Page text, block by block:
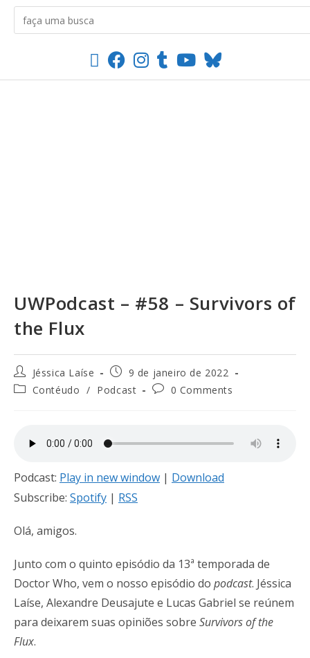
UWPodcast – #58 – Survivors of
the Flux
Jéssica Laíse
9 de janeiro de 2022
Contéudo / Podcast 0 Comments
Podcast: Play in new window | Download
Subscribe: Spotify | RSS
Olá, amigos.
Junto com o quinto episódio da 13ª temporada de
Doctor Who, vem o nosso episódio do podcast. Jéssica
Laíse, Alexandre Deusajute e Lucas Gabriel se reúnem
para deixarem suas opiniões sobre Survivors of the
Flux.